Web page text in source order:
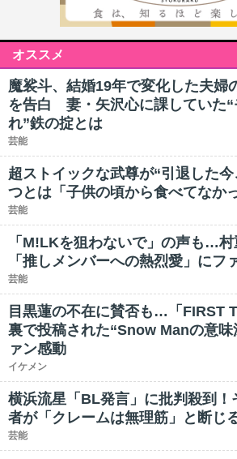
オススメ
魔裟斗、結婚19年で変化した夫婦
を告白 妻・矢沢心に課していた“
れ”鉄の掟とは
芸能
超ストイックな武尊が“引退した
つとは「子供の頃から食べてなか
芸能
「M!LKを狙わないで」の声も…
「推しメンバーへの熱烈愛」にフ
芸能
目黒蓮の不在に賛否も…「FIRST
裏で投稿された“Snow Manの意味
ァン感動
イケメン
横浜流星「BL発言」に批判殺到！
者が「クレームは無理筋」と断じ
芸能